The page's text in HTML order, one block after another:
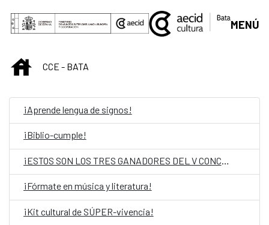
Skip to Main Content
MENÚ
INICIOCCE - BATA
¡Aprende lengua de signos!
¡Biblio-cumple!
¡Fórmate en música y literatura!
¡Kit cultural de SÚPER-vivencia!